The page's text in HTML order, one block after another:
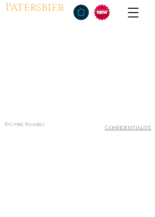
Patersbier
© Cyril Pagniez Confidentialité